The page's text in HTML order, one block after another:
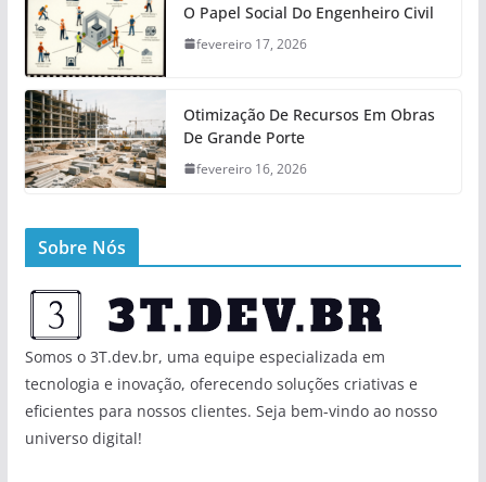
O Papel Social Do Engenheiro Civil
fevereiro 17, 2026
Otimização De Recursos Em Obras
De Grande Porte
fevereiro 16, 2026
Sobre Nós
Somos o 3T.dev.br, uma equipe especializada em
tecnologia e inovação, oferecendo soluções criativas e
eficientes para nossos clientes. Seja bem-vindo ao nosso
universo digital!